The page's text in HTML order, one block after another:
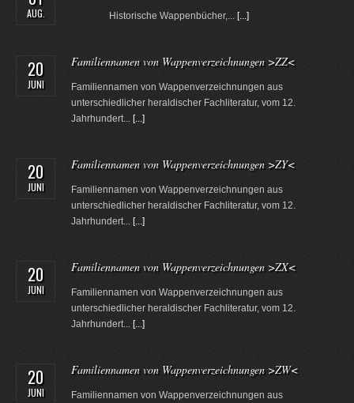
AUG. Historische Wappenbücher,... [...]
20
JUNI
Familiennamen von Wappenverzeichnungen >ZZ<
Familiennamen von Wappenverzeichnungen aus
unterschiedlicher heraldischer Fachliteratur, vom 12.
Jahrhundert... [...]
20
JUNI
Familiennamen von Wappenverzeichnungen >ZY<
Familiennamen von Wappenverzeichnungen aus
unterschiedlicher heraldischer Fachliteratur, vom 12.
Jahrhundert... [...]
20
JUNI
Familiennamen von Wappenverzeichnungen >ZX<
Familiennamen von Wappenverzeichnungen aus
unterschiedlicher heraldischer Fachliteratur, vom 12.
Jahrhundert... [...]
20
JUNI
Familiennamen von Wappenverzeichnungen >ZW<
Familiennamen von Wappenverzeichnungen aus